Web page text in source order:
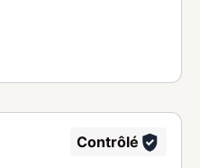
Contrôlé